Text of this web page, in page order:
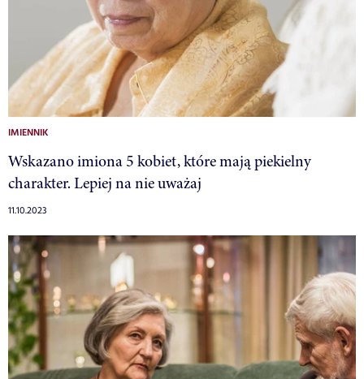
IMIENNIK
Wskazano imiona 5 kobiet, które mają piekielny
charakter. Lepiej na nie uważaj
11.10.2023